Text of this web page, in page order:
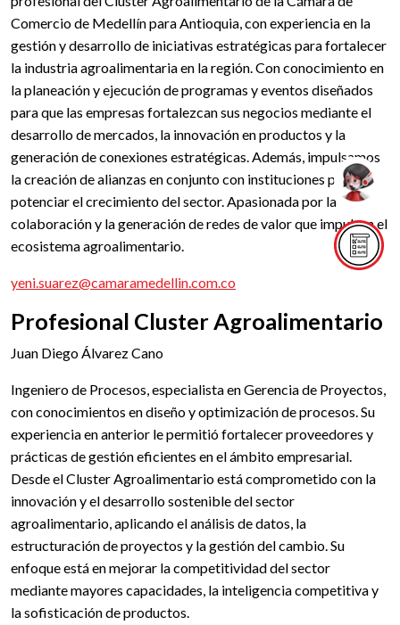
Comercio de Medellín para Antioquia, con experiencia en la
gestión y desarrollo de iniciativas estratégicas para fortalecer
la industria agroalimentaria en la región. Con conocimiento en
la planeación y ejecución de programas y eventos diseñados
para que las empresas fortalezcan sus negocios mediante el
desarrollo de mercados, la innovación en productos y la
generación de conexiones estratégicas. Además, impulsamos
la creación de alianzas en conjunto con instituciones para
potenciar el crecimiento del sector. Apasionada por la
colaboración y la generación de redes de valor que impulsen el
ecosistema agroalimentario.
yeni.suarez@camaramedellin.com.co
Profesional Cluster Agroalimentario
Juan Diego Álvarez Cano
Ingeniero de Procesos, especialista en Gerencia de Proyectos,
con conocimientos en diseño y optimización de procesos. Su
experiencia en anterior le permitió fortalecer proveedores y
prácticas de gestión eficientes en el ámbito empresarial.
Desde el Cluster Agroalimentario está comprometido con la
innovación y el desarrollo sostenible del sector
agroalimentario, aplicando el análisis de datos, la
estructuración de proyectos y la gestión del cambio. Su
enfoque está en mejorar la competitividad del sector
mediante mayores capacidades, la inteligencia competitiva y
la sofisticación de productos.